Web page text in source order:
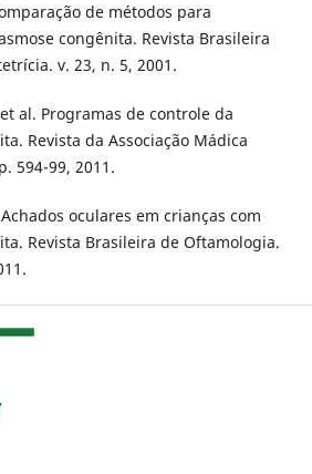
de métodos para
congênita. Revista Brasileira
v. 23, n. 5, 2001.
et al. Programas de controle da
Revista da Associação Mádica
594-99, 2011.
Achados oculares em crianças com
Revista Brasileira de Oftamologia.